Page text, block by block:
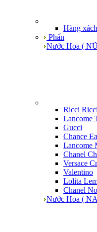
Hàng
Phấn
Nước Hoa (
Ricci Ricci
Lancome
Gucci
Chance
Lancome
Chanel
Versace
Valentino
Lolita
Chanel
Nước Hoa (